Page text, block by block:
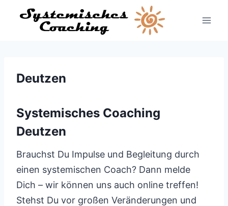
Inhalt
Deutzen
Systemisches Coaching
Deutzen
Brauchst Du Impulse und Begleitung durch
einen systemischen Coach? Dann melde
Dich – wir können uns auch online treffen!
Stehst Du vor großen Veränderungen und